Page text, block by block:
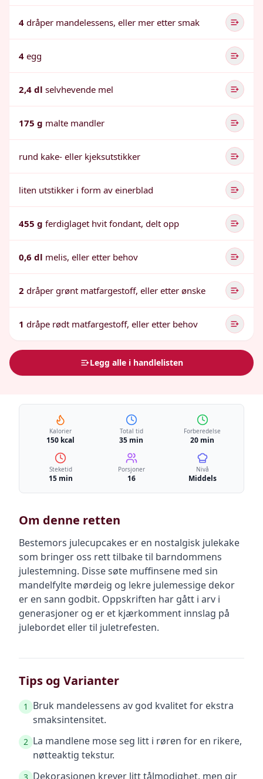
4 dråper mandelessens, eller mer etter smak
4 egg
2,4 dl selvhevende mel
175 g malte mandler
rund kake- eller kjeksutstikker
liten utstikker i form av einerblad
455 g ferdiglaget hvit fondant, delt opp
0,6 dl melis, eller etter behov
2 dråper grønt matfargestoff, eller etter ønske
1 dråpe rødt matfargestoff, eller etter behov
Legg alle i handlelisten
Kalorier
150 kcal
Total tid
35 min
Forberedelse
20 min
Steketid
15 min
Porsjoner
16
Nivå
Middels
Om denne retten
Bestemors julecupcakes er en nostalgisk julekake
som bringer oss rett tilbake til barndommens
julestemning. Disse søte muffinsene med sin
mandelfylte mørdeig og lekre julemessige dekor
er en sann godbit. Oppskriften har gått i arv i
generasjoner og er et kjærkomment innslag på
julebordet eller til juletrefesten.
Tips og Varianter
1
Bruk mandelessens av god kvalitet for ekstra
smaksintensitet.
2 La mandlene mose seg litt i røren for en rikere,
nøtteaktig tekstur.
Dekorasjonen krever litt tålmodighet, men gir